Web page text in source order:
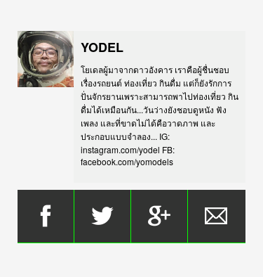
YODEL
โยเดลผู้มาจากดาวอังคาร เราคือผู้ชื่นชอบ
เรื่องรถยนต์ ท่องเที่ยว กินดื่ม แต่ก็ยังรักการ
ปั่นจักรยานเพราะสามารถพาไปท่องเที่ยว กิน
ดื่มได้เหมือนกัน...วันว่างยังชอบดูหนัง ฟัง
เพลง และที่ขาดไม่ได้คือวาดภาพ และ
ประกอบแบบจำลอง... IG:
instagram.com/yodel FB:
facebook.com/yomodels